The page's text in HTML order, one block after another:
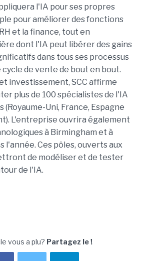
l'IA pour ses propres
pour améliorer des fonctions
et la finance, tout en
dont l'IA peut libérer des gains
dans tous ses processus
de vente de bout en bout.
investissement, SCC affirme
plus de 100 spécialistes de l'IA
(Royaume-Uni, France, Espagne
L'entreprise ouvrira également
à Birmingham et à
l'année. Ces pôles, ouverts aux
de modéliser et de tester
de l'IA.
vous a plu? Partagez le !